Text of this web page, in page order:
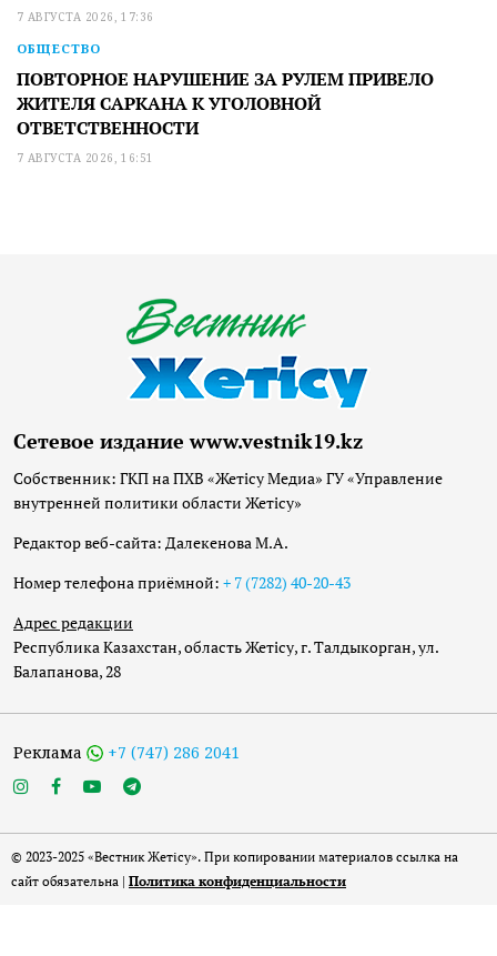
7 АВГУСТА 2026, 17:36
ОБЩЕСТВО
ПОВТОРНОЕ НАРУШЕНИЕ ЗА РУЛЕМ ПРИВЕЛО
ЖИТЕЛЯ САРКАНА К УГОЛОВНОЙ
ОТВЕТСТВЕННОСТИ
7 АВГУСТА 2026, 16:51
Сетевое издание www.vestnik19.kz
Собственник: ГКП на ПХВ «Жетісу Медиа» ГУ «Управление
внутренней политики области Жетісу»
Редактор веб-сайта: Далекенова М.А.
Номер телефона приёмной: + 7 (7282) 40-20-43
Адрес редакции
Республика Казахстан, область Жетісу, г. Талдыкорган, ул.
Балапанова, 28
Реклама +7 (747) 286 2041
© 2023-2025 «Вестник Жетісу». При копировании материалов ссылка на
сайт обязательна | Политика конфиденциальности